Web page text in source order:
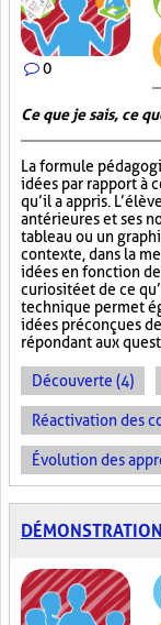
0
Ce que je sais, ce
La formule
idées par rapport à
qu’il a appris.
antérieures et ses
tableau ou un
contexte, dans la
idées en fonction
curiosité et de ce
technique permet
idées préconçues
répondant aux
Découverte (4)
Réactivation des
Évolution des
DÉMONSTRATION